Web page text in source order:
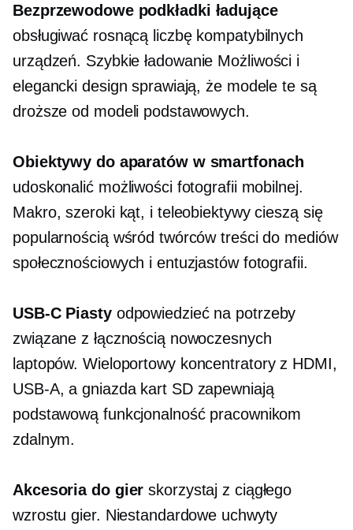
Bezprzewodowe podkładki ładujące
obsługiwać rosnącą liczbę kompatybilnych
urządzeń. Szybkie ładowanie Możliwości i
elegancki design sprawiają, że modele te są
droższe od modeli podstawowych.
Obiektywy do aparatów w smartfonach
udoskonalić możliwości fotografii mobilnej.
Makro,szeroki kąt, i teleobiektywy cieszą się
popularnością wśród twórców treści do mediów
społecznościowych i entuzjastów fotografii.
USB-CPiastyodpowiedzieć na potrzeby
związane z łącznością nowoczesnych
laptopów.Wieloportowykoncentratory z HDMI,
USB-A, a gniazda kart SD zapewniają
podstawową funkcjonalność pracownikom
zdalnym.
Akcesoria do gier skorzystaj z ciągłego
wzrostu gier. Niestandardowe uchwyty